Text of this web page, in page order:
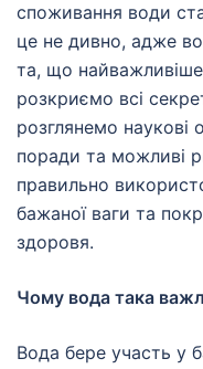
споживання води
це не дивно, адже
та, що
розкриємо всі
розглянемо наукові
поради та можливі
правильно
бажаної ваги та
здоровя.
Чому вода така
Вода бере участь у